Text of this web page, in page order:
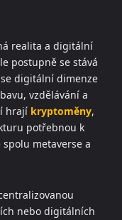
realita a digitální
postupně se stává
digitální dimenze
vzdělávání a
hrají kryptoměny,
potřebnou k
metaverse a
nebo digitálních